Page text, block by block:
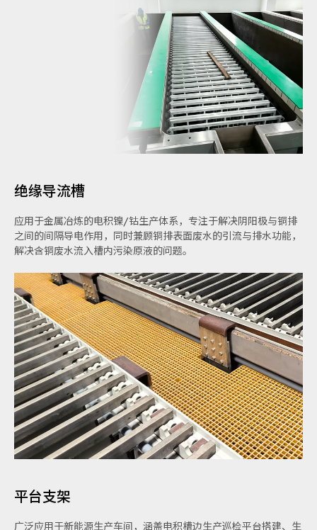
绝缘导流槽
应用于金属冶炼的电积镍/钴生产体系，专注于解决阴阳极与铜排
之间的间隔导电作用，同时兼顾铜排表面废水的引流与排水功能，
解决含铜废水流入槽内污染原液的问题。
平台支架
广泛应用于新能源生产车间，涵盖电积槽边生产巡检平台搭建、生